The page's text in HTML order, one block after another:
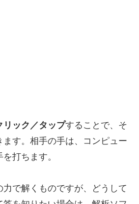
リック／タップすることで、そ
ます。相手の手は、コンピュー
打ちます。
力で解くものですが、どうして